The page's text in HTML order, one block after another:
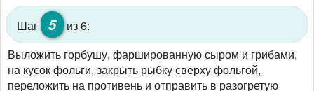
Шаг 5
из 6:
Выложить горбушу, фаршированную сыром и грибами,
на кусок фольги, закрыть рыбку сверху фольгой,
переложить на противень и отправить в разогретую